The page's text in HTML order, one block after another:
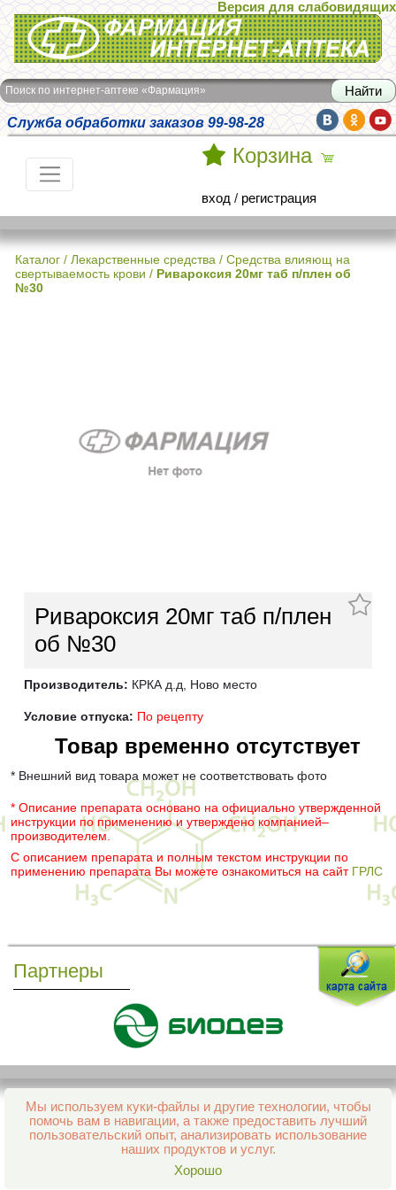
Интернет-аптека Фармация
Версия для слабовидящих
Поиск по интернет-аптеке «Фармация»
Служба обработки заказов 99-98-28
Корзина
вход / регистрация
Каталог / Лекарственные средства / Средства влияющ на
свертываемость крови / Ривароксия 20мг таб п/плен об
№30
Ривароксия 20мг таб п/плен
об №30
Производитель: КРКА д.д, Ново место
Условие отпуска: По рецепту
Товар временно отсутствует
* Внешний вид товара может не соответствовать фото
* Описание препарата основано на официально утвержденной
инструкции по применению и утверждено компанией–
производителем.
С описанием препарата и полным текстом инструкции по
применению препарата Вы можете ознакомиться на сайт ГРЛС
Партнеры
Мы используем куки-файлы и другие технологии, чтобы
помочь вам в навигации, а также предоставить лучший
пользовательский опыт, анализировать использование
наших продуктов и услуг.
Хорошо
Все права защищены и охраняются законом
© 2013–2026 Интернет-аптека Фармация
support@aptekapenza.ru
Телефон: Служба обработки заказов 99-98-28